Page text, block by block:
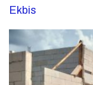
Ekbis